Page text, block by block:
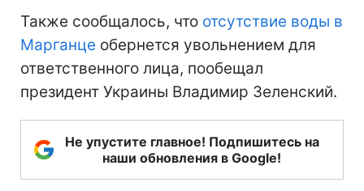
Также сообщалось, что отсутствие воды в
Марганце обернется увольнением для
ответственного лица, пообещал
президент Украины Владимир Зеленский.
Не упустите главное! Подпишитесь на
наши обновления в Google!